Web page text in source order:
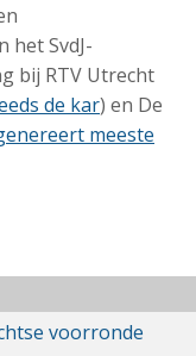
het SvdJ-
bij RTV Utrecht
de kar) en De
meeste
voorronde